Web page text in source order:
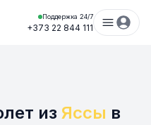
Поддержка 24/7
+373 22 844 111
из Яссы в